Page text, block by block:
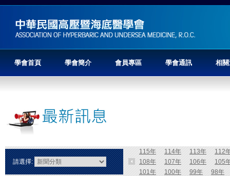
學會首頁 學會簡介 會員專區 學會通訊 相
請選擇:
115年 114年 113年
112
108年
107年 106年
105
101年
100年 99年 98年